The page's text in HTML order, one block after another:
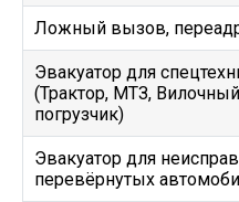
Ложный вызов,
Эвакуатор для
(Трактор, МТЗ, Вилочный
погрузчик)
Эвакуатор для
перевёрнутых